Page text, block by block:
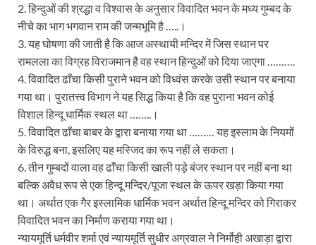
2. हिन्दुओं की श्रद्धा व विश्वास के अनुसार विवादित भवन के मध्य गुम्बद के
नीचे का भाग भगवान राम की जन्मभूमि है …..।
3. यह घोषणा की जाती है कि आज अस्थायी मन्दिर में जिस स्थान पर
रामलला का विग्रह विराजमान है वह स्थान हिन्दुओं को दिया जाएगा ……….
4. विवादित ढाँचा किसी पुराने भवन को विध्वंस करके उसी स्थान पर बनाया
गया था। पुरातत्त्व विभाग ने यह सिद्ध किया है कि वह पुराना भवन कोई
विशाल हिन्दू धार्मिक स्थल था ……..।
5. विवादित ढाँचा बाबर के द्वारा बनाया गया था ……… यह इस्लाम के नियमों
के विरुद्ध बना, इसलिए यह मस्जिद का रूप नहीं ले सकता।
6. तीन गुम्बदों वाला वह ढाँचा किसी खाली पड़े बंजर स्थान पर नहीं बना था
बल्कि अवैध रूप से एक हिन्दू मन्दिर/पूजा स्थल के ऊपर खड़ा किया गया
था। अर्थात एक गैर इस्लामिक धार्मिक भवन अर्थात हिन्दू मन्दिर को गिराकर
विवादित भवन का निर्माण कराया गया था।
न्यायमूर्ति धर्मवीर शर्मा एवं न्यायमूर्ति सुधीर अग्रवाल ने निर्मोही अखाड़ा द्वारा